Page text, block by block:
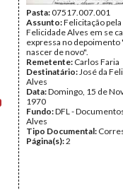
Pasta:07517.007.001
Assunto:Felicitação
Felicidade Alves em se
expressa no depoimento
nascer de novo".
Remetente: Carlos Faria
Destinatário:José da
Alves
Data:Domingo, 15 de
1970
Fundo:DFL -
Alves
Tipo Documental:
Página(s):2